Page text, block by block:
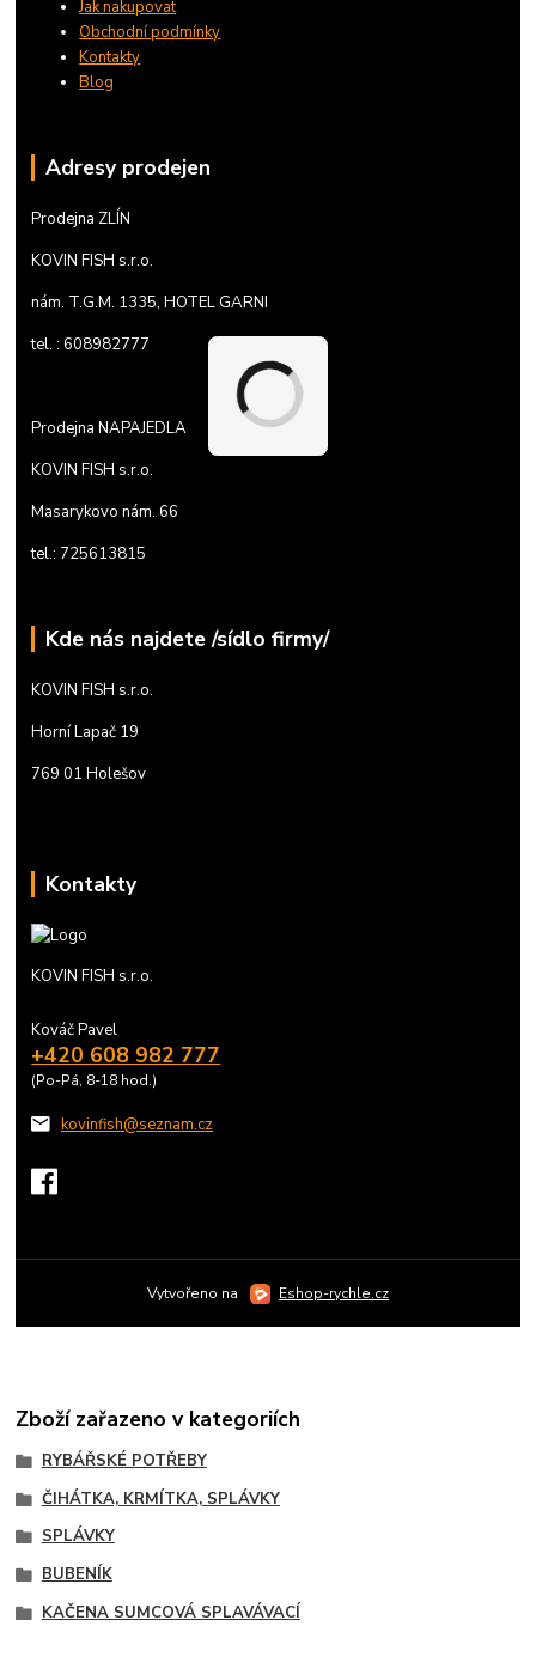
Jak nakupovat
Obchodní podmínky
Kontakty
Blog
Adresy prodejen
Prodejna ZLÍN
KOVIN FISH s.r.o.
nám. T.G.M. 1335, HOTEL GARNI
tel. : 608982777
Prodejna NAPAJEDLA
KOVIN FISH s.r.o.
Masarykovo nám. 66
tel.: 725613815
Kde nás najdete /sídlo firmy/
KOVIN FISH s.r.o.
Horní Lapač 19
769 01 Holešov
Kontakty
KOVIN FISH s.r.o.
Kováč Pavel
+420 608 982 777
(Po-Pá, 8-18 hod.)
kovinfish@seznam.cz
Vytvořeno na Eshop-rychle.cz
Zboží zařazeno v kategoriích
RYBÁŘSKÉ POTŘEBY
ČIHÁTKA, KRMÍTKA, SPLÁVKY
SPLÁVKY
BUBENÍK
KAČENA SUMCOVÁ SPLAVÁVACÍ